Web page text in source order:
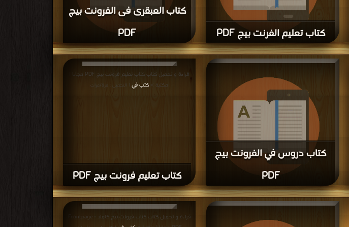
كتاب العبقرى فى الفرونت بيج
PDF
قراءة و تحميل كتاب كتاب العبقرى فى الفرونت بيج PDF
مجانا | مكتبة >كتب في| التحميل : مرة/مرات
كتاب تعليم الفرنت بيج PDF
قراءة و تحميل كتاب كتاب تعليم الفرنت بيج PDF مجانا |
مكتبة >كتب في| التحميل : مرة/مرات
كتاب تعليم فرونت بيج PDF
قراءة و تحميل كتاب كتاب تعليم فرونت بيج PDF مجانا |
مكتبة > كتب في | التحميل : مرة/مرات
كتاب دروس في الفرونت بيج
PDF
قراءة و تحميل كتاب كتاب دروس في الفرونت بيج PDF مجانا
| مكتبة >كتب في| التحميل : مرة/مرات
قراءة و تحميل كتاب كتاب فرونت بيج كاملا - Frontpage